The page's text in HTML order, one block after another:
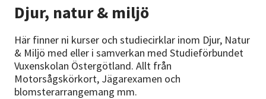
Avdelningar
Lyssna
Djur, natur & miljö
Här finner ni kurser och studiecirklar inom Djur, Natur
& Miljö med eller i samverkan med Studieförbundet
Vuxenskolan Östergötland. Allt från
Motorsågskörkort, Jägarexamen och
blomsterarrangemang mm.